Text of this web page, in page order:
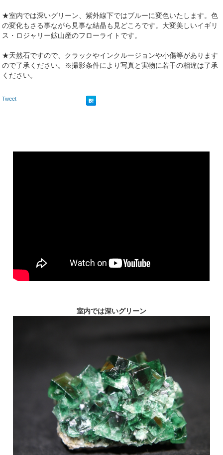
★室内では深いグリーン、紫外線下ではブルーに変色いたします。色
の変化もさる事ながら見事な結晶も見どころです。大変美しいイギリ
ス・ロジャリー鉱山産のフローライトです。
★天然石ですので、クラックやインクルージョンや小傷等があります
ので了承ください。※撮影条件により写真と実物に若干の相違は了承
ください。
Tweet
室内では深いグリーン